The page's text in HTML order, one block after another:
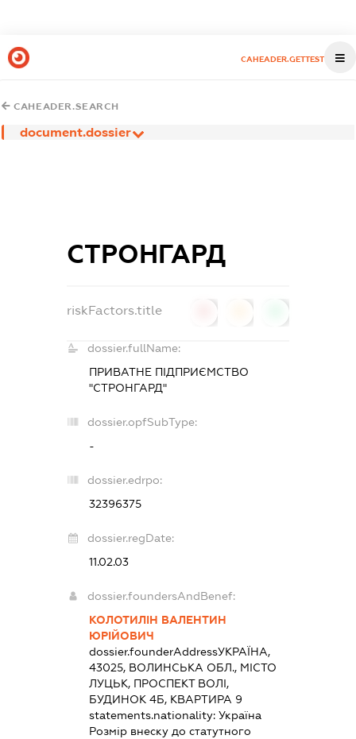
CAHEADER.GETTEST
CAHEADER.SEARCH
document.dossier
СТРОНГАРД
riskFactors.title
dossier.fullName:
ПРИВАТНЕ ПІДПРИЄМСТВО
"СТРОНГАРД"
dossier.opfSubType:
-
dossier.edrpo:
32396375
dossier.regDate:
11.02.03
dossier.foundersAndBenef:
КОЛОТИЛІН ВАЛЕНТИН
ЮРІЙОВИЧ
dossier.founderAddressУКРАЇНА,
43025, ВОЛИНСЬКА ОБЛ., МІСТО
ЛУЦЬК, ПРОСПЕКТ ВОЛІ,
БУДИНОК 4Б, КВАРТИРА 9
statements.nationality:Україна
Розмір внеску до статутного